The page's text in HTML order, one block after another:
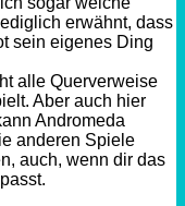
erwähnt, dass
sein eigenes Ding
alle Querverweise
Aber auch hier
Andromeda
anderen Spiele
auch, wenn dir das